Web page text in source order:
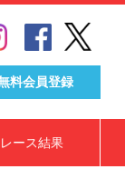
料会員登録
レース結果